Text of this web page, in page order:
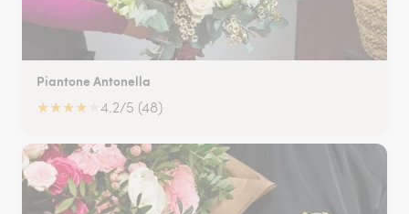
Piantone Antonella
★★★★ 4.2/5 (48)